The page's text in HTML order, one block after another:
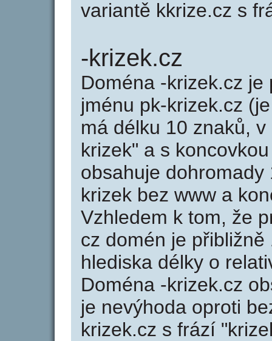
variantě kkrize.cz s
-krizek.cz
Doména -krizek.cz
jménu pk-krizek.cz
má délku 10 znaků,
krizek" a s
obsahuje
krizek bez www a
Vzhledem k tom, že
cz domén je
hlediska délky o
Doména -krizek.cz
je nevýhoda oproti
krizek.cz s frází